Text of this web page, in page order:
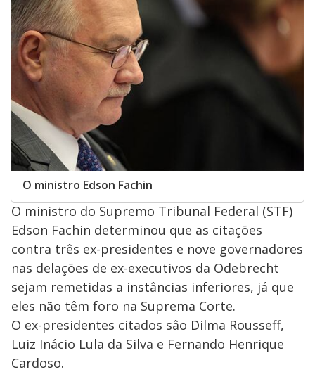
O ministro Edson Fachin
O ministro do Supremo Tribunal Federal (STF)
Edson Fachin determinou que as citações
contra três ex-presidentes e nove governadores
nas delações de ex-executivos da Odebrecht
sejam remetidas a instâncias inferiores, já que
eles não têm foro na Suprema Corte.
O ex-presidentes citados sâo Dilma Rousseff,
Luiz Inácio Lula da Silva e Fernando Henrique
Cardoso.